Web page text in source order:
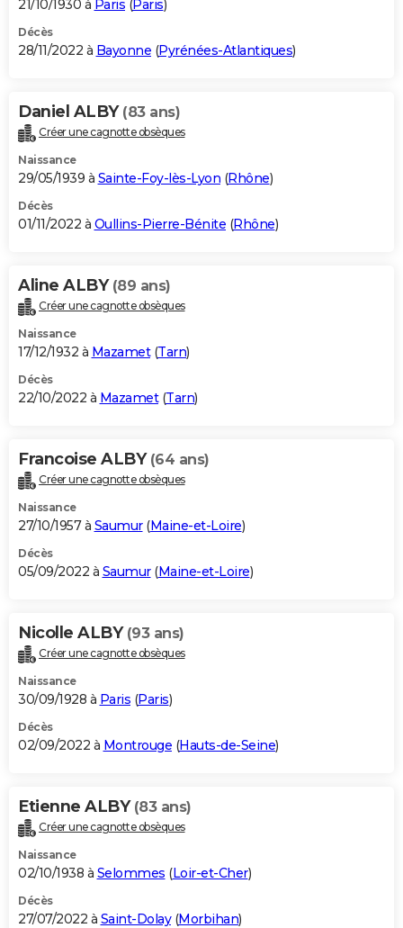
21/10/1930 à Paris (Paris)
Décès
28/11/2022 à Bayonne (Pyrénées-Atlantiques)
Daniel ALBY (83 ans)
Créer une cagnotte obsèques
Naissance
29/05/1939 à Sainte-Foy-lès-Lyon (Rhône)
Décès
01/11/2022 à Oullins-Pierre-Bénite (Rhône)
Aline ALBY (89 ans)
Créer une cagnotte obsèques
Naissance
17/12/1932 à Mazamet(Tarn)
Décès
22/10/2022 à Mazamet(Tarn)
Francoise ALBY (64 ans)
Créer une cagnotte obsèques
Naissance
27/10/1957 à Saumur(Maine-et-Loire)
Décès
05/09/2022 à Saumur(Maine-et-Loire)
Nicolle ALBY (93 ans)
Créer une cagnotte obsèques
Naissance
30/09/1928 à Paris (Paris)
Décès
02/09/2022 à Montrouge (Hauts-de-Seine)
Etienne ALBY (83 ans)
Créer une cagnotte obsèques
Naissance
02/10/1938 à Selommes (Loir-et-Cher)
Décès
27/07/2022 à Saint-Dolay(Morbihan)